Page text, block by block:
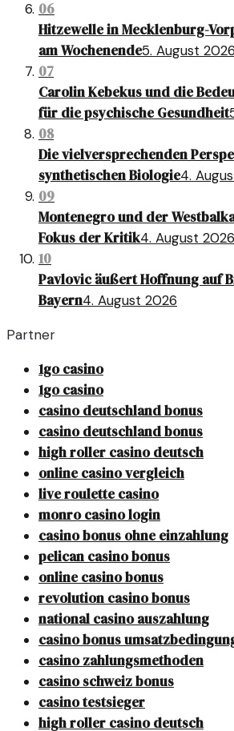
06
Hitzewelle in Mecklenburg-
am Wochenende5. August 2026
07
Carolin Kebekus und die
für die psychische Gesundheit
08
Die vielversprechenden
synthetischen Biologie4.
09
Montenegro und der
Fokus der Kritik4. August 2026
10
Pavlovic äußert Hoffnung auf
Bayern4. August 2026
Partner
1go casino
1go casino
casino deutschland bonus
casino deutschland bonus
high roller casino deutsch
online casino vergleich
live roulette casino
monro casino login
casino bonus ohne einzahlung
pelican casino bonus
online casino bonus
revolution casino bonus
national casino auszahlung
casino bonus
casino zahlungsmethoden
casino schweiz bonus
casino testsieger
high roller casino deutsch